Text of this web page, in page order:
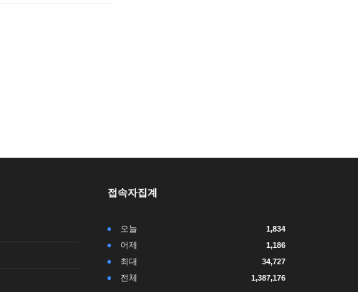
접속자집계
오늘 1,834
어제 1,186
최대 34,727
전체 1,387,176